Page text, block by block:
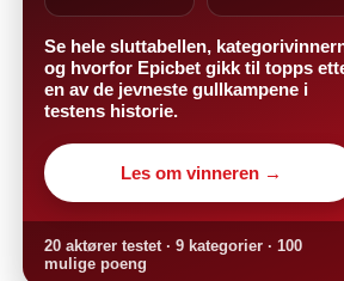
Se hele sluttabellen,
og hvorfor Epicbet gikk til topps
en av de jevneste gullkampene i
testens historie.
Les om vinneren →
20 aktører testet · 9 kategorier · 100
mulige poeng